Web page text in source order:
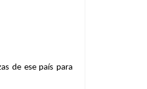
de ese país para